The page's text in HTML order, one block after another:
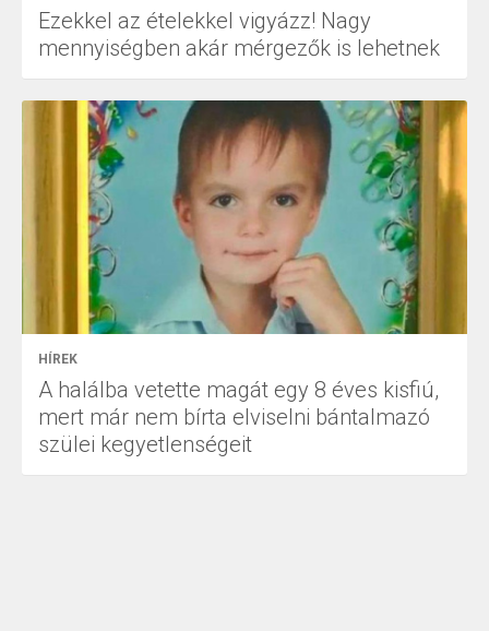
Ezekkel az ételekkel vigyázz! Nagy
mennyiségben akár mérgezők is lehetnek
HÍREK
A halálba vetette magát egy 8 éves kisfiú,
mert már nem bírta elviselni bántalmazó
szülei kegyetlenségeit